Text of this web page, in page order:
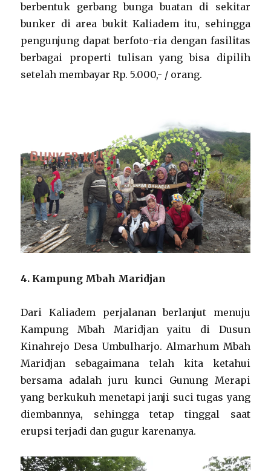
berbentuk gerbang bunga buatan di sekitar
bunker di area bukit Kaliadem itu, sehingga
pengunjung dapat berfoto-ria dengan fasilitas
berbagai properti tulisan yang bisa dipilih
setelah membayar Rp. 5.000,- / orang.
4. Kampung Mbah Maridjan
Dari Kaliadem perjalanan berlanjut menuju
Kampung Mbah Maridjan yaitu di Dusun
Kinahrejo Desa Umbulharjo. Almarhum Mbah
Maridjan sebagaimana telah kita ketahui
bersama adalah juru kunci Gunung Merapi
yang berkukuh menetapi janji suci tugas yang
diembannya, sehingga tetap tinggal saat
erupsi terjadi dan gugur karenanya.